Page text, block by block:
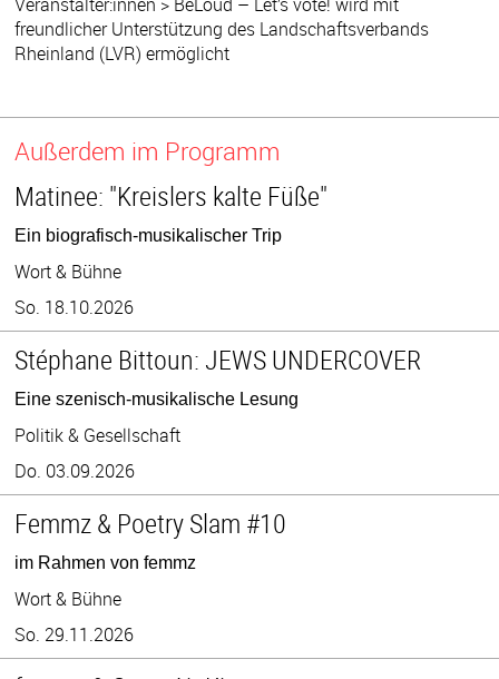
freundlicher Unterstützung des Landschaftsverbands
Rheinland (LVR) ermöglicht
Außerdem im Programm
Matinee: "Kreislers kalte Füße"
Ein biografisch-musikalischer Trip
Wort & Bühne
So. 18.10.2026
Stéphane Bittoun: JEWS UNDERCOVER
Eine szenisch-musikalische Lesung
Politik & Gesellschaft
Do. 03.09.2026
Femmz & Poetry Slam #10
im Rahmen von femmz
Wort & Bühne
So. 29.11.2026